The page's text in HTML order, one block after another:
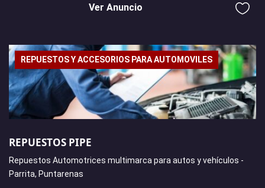
Ver Anuncio
REPUESTOS Y ACCESORIOS PARA AUTOMOVILES
REPUESTOS PIPE
Repuestos Automotrices multimarca para autos y vehículos -
Parrita, Puntarenas